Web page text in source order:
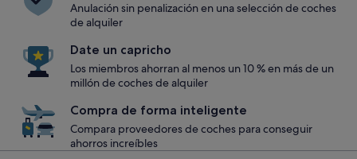
Anulación sin penalización en una selección de coches
de alquiler
Date un capricho
Los miembros ahorran al menos un 10 % en más de un
millón de coches de alquiler
Compra de forma inteligente
Compara proveedores de coches para conseguir
ahorros increíbles